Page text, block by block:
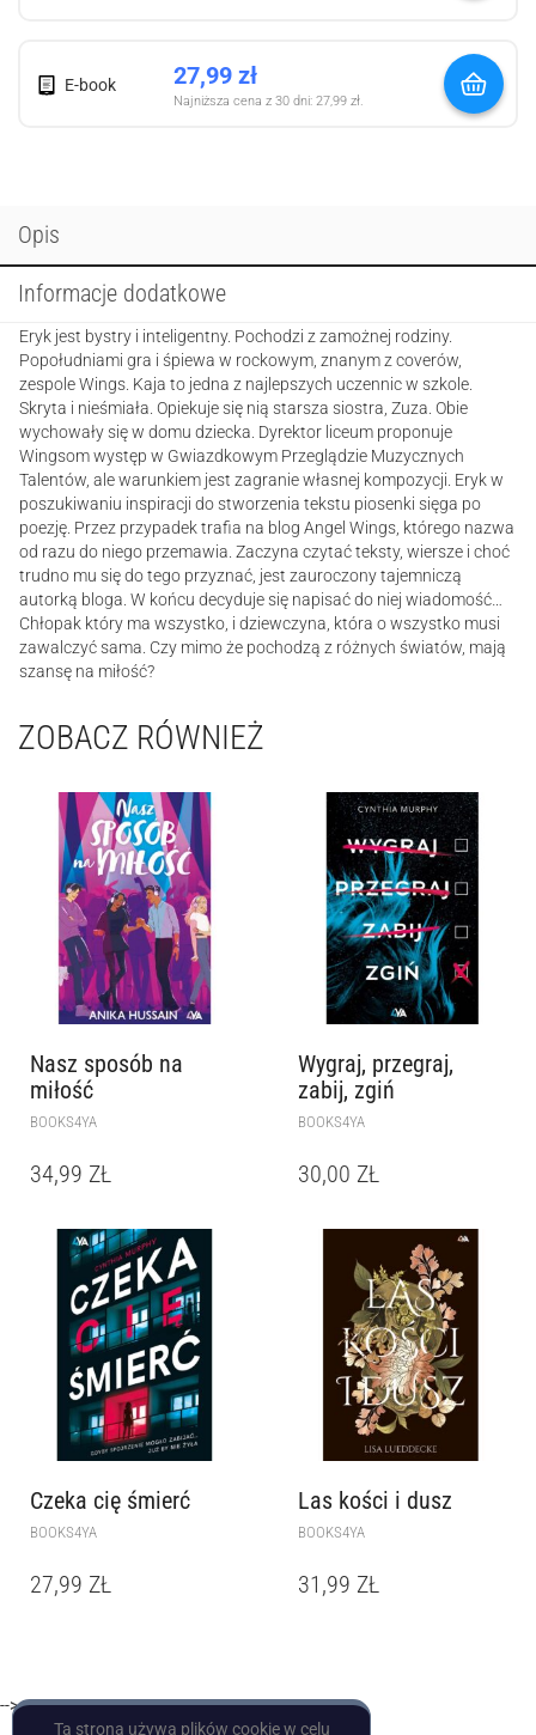
E-book 27,99 zł
Najniższa cena z 30 dni: 27,99 zł.
Opis
Informacje dodatkowe
Eryk jest bystry i inteligentny. Pochodzi z zamożnej rodziny.
Popołudniami gra i śpiewa w rockowym, znanym z coverów,
zespole Wings. Kaja to jedna z najlepszych uczennic w szkole.
Skryta i nieśmiała. Opiekuje się nią starsza siostra, Zuza. Obie
wychowały się w domu dziecka. Dyrektor liceum proponuje
Wingsom występ w Gwiazdkowym Przeglądzie Muzycznych
Talentów, ale warunkiem jest zagranie własnej kompozycji. Eryk w
poszukiwaniu inspiracji do stworzenia tekstu piosenki sięga po
poezję. Przez przypadek trafia na blog Angel Wings, którego nazwa
od razu do niego przemawia. Zaczyna czytać teksty, wiersze i choć
trudno mu się do tego przyznać, jest zauroczony tajemniczą
autorką bloga. W końcu decyduje się napisać do niej wiadomość…
Chłopak który ma wszystko, i dziewczyna, która o wszystko musi
zawalczyć sama. Czy mimo że pochodzą z różnych światów, mają
szansę na miłość?
ZOBACZ RÓWNIEŻ
Nasz sposób na
miłość
BOOKS4YA
34,99 ZŁ
Wygraj, przegraj,
zabij, zgiń
BOOKS4YA
30,00 ZŁ
Czeka cię śmierć
BOOKS4YA
27,99 ZŁ
Las kości i dusz
BOOKS4YA
31,99 ZŁ
-->
Ta strona używa plików cookie w celu